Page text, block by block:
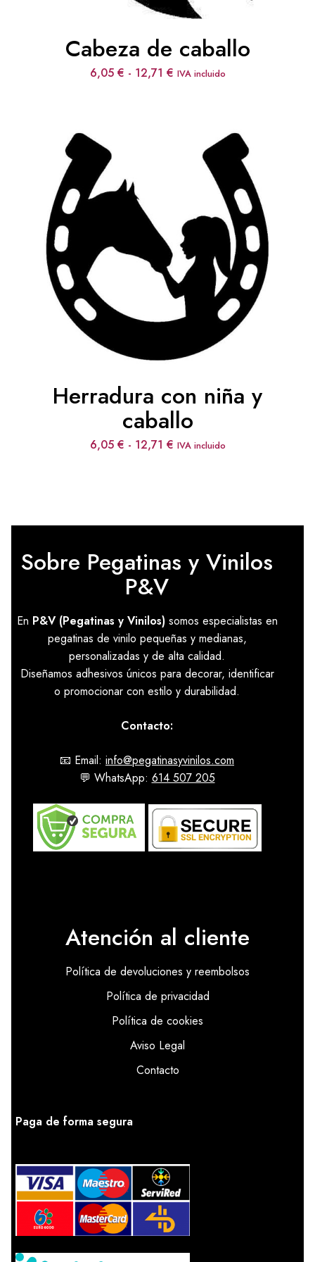
Cabeza de caballo
6,05 € - 12,71 €Rango
12,71 €
IVA incluido
Herradura con niña y
caballo
6,05 € - 12,71 €Rango
hasta
IVA incluido
Sobre Pegatinas y Vinilos
P&V
En P&V (Pegatinas y Vinilos)somos especialistas en
pegatinas de vinilo pequeñas y medianas,
personalizadas y de alta calidad.
Diseñamos adhesivos únicos para decorar, identificar
o promocionar con estilo y durabilidad.
Contacto:
📧 Email: info@pegatinasyvinilos.com
💬 WhatsApp: 614 507 205
Atención al cliente
Política de devoluciones y reembolsos
Política de privacidad
Política de cookies
Aviso Legal
Contacto
Paga de forma segura